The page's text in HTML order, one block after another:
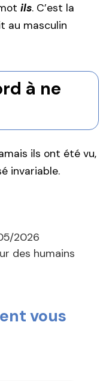
ils. C’est la
au masculin
à ne
ils ont été vu,
invariable.
2026
des humains
vous